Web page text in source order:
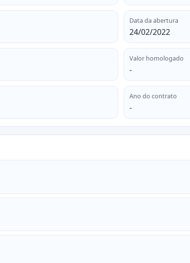
Data da abertura
24/02/2022
Valor homologado
-
Ano do contrato
-